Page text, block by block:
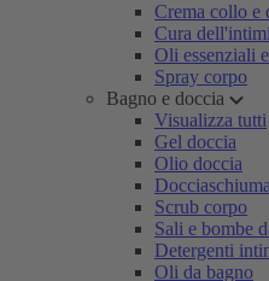
Crema collo e
Cura
Oli essenziali
Spray corpo
Bagno e doccia
Visualizza tutti
Gel doccia
Olio doccia
Docciaschiuma
Scrub corpo
Sali e bombe
Detergenti
Oli da bagno